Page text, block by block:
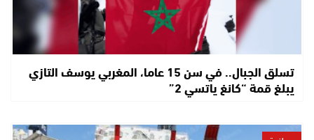
تسلق الجبال.. في سن 15 عاما، المغربي يوسف التازي
يبلغ قمة “كانغ ياتسي 2”